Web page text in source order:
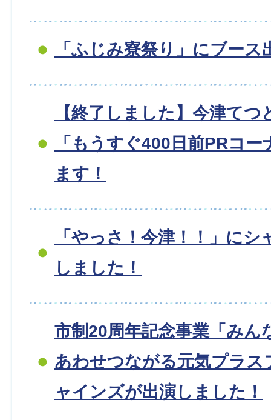
「ふじみ寮祭り」にブー
【終了しました】今津て
「もうすぐ400日前PRコ
ます！
「やっさ！今津！！」に
しました！
市制20周年記念事業「みん
あわせつながる元気プラス
ャインズが出演しました！